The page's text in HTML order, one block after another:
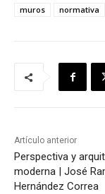
muros
normativa
Artículo anterior
Perspectiva y
moderna | José
Hernández Correa